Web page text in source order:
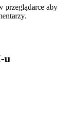
przeglądarce aby
u